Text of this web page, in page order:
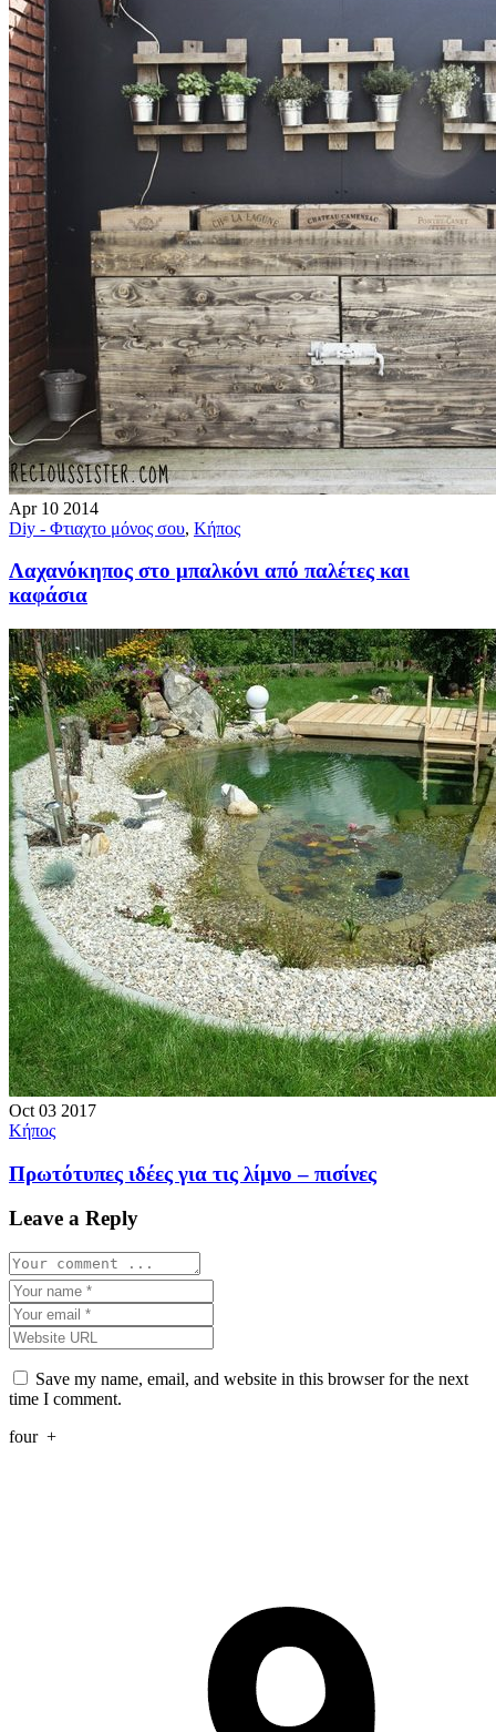
Apr 10 2014
Diy - Φτιαχτο μόνος σου, Κήπος
Λαχανόκηπος στο μπαλκόνι από παλέτες και
καφάσια
Oct 03 2017
Κήπος
Πρωτότυπες ιδέες για τις λίμνο – πισίνες
Leave a Reply
Save my name, email, and website in this browser for the next
time I comment.
four +